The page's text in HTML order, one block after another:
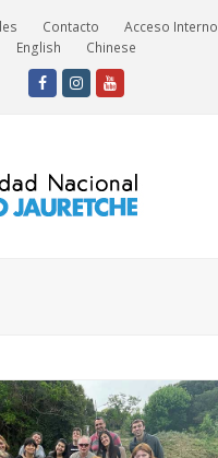
Contacto Acceso Interno
English
Chinese
Facebook
Instagram
Youtube